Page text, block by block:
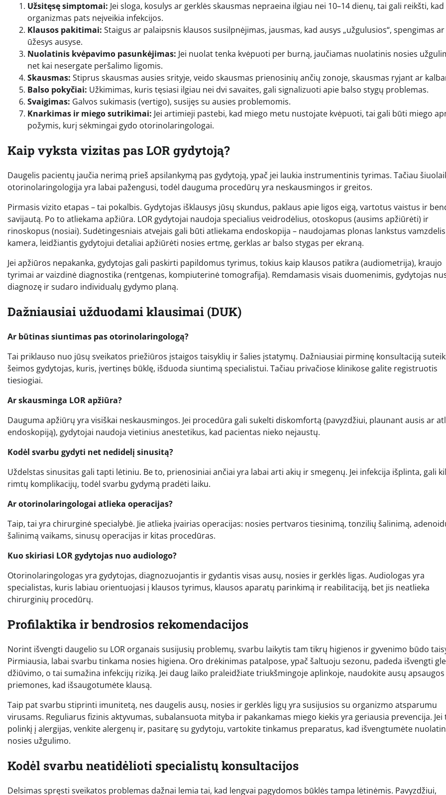
Užsitęsę simptomai: Jei sloga, kosulys ar gerklės skausmas nepraeina ilgiau nei 10–14 dienų, tai gali reikšti, kad
organizmas pats neįveikia infekcijos.
Klausos pakitimai: Staigus ar palaipsnis klausos susilpnėjimas, jausmas, kad ausys „užgulusios“, spengimas ar
ūžesys ausyse.
Nuolatinis kvėpavimo pasunkėjimas: Jei nuolat tenka kvėpuoti per burną, jaučiamas nuolatinis nosies
net kai nesergate peršalimo ligomis.
Skausmas: Stiprus skausmas ausies srityje, veido skausmas prienosinių ančių zonoje, skausmas ryjant ar
Balso pokyčiai: Užkimimas, kuris tęsiasi ilgiau nei dvi savaites, gali signalizuoti apie balso stygų problemas.
Svaigimas: Galvos sukimasis (vertigo), susijęs su ausies problemomis.
Knarkimas ir miego sutrikimai: Jei artimieji pastebi, kad miego metu nustojate kvėpuoti, tai gali būti miego
požymis, kurį sėkmingai gydo otorinolaringologai.
Kaip vyksta vizitas pas LOR gydytoją?
Daugelis pacientų jaučia nerimą prieš apsilankymą pas gydytoją, ypač jei laukia instrumentinis tyrimas. Tačiau
otorinolaringologija yra labai pažengusi, todėl dauguma procedūrų yra neskausmingos ir greitos.
Pirmasis vizito etapas – tai pokalbis. Gydytojas išklausys jūsų skundus, paklaus apie ligos eigą, vartotus vaistus ir
savijautą. Po to atliekama apžiūra. LOR gydytojai naudoja specialius veidrodėlius, otoskopus (ausims apžiūrėti) ir
rinoskopus (nosiai). Sudėtingesniais atvejais gali būti atliekama endoskopija – naudojamas plonas lankstus
kamera, leidžiantis gydytojui detaliai apžiūrėti nosies ertmę, gerklas ar balso stygas per ekraną.
Jei apžiūros nepakanka, gydytojas gali paskirti papildomus tyrimus, tokius kaip klausos patikra (audiometrija), kraujo
tyrimai ar vaizdinė diagnostika (rentgenas, kompiuterinė tomografija). Remdamasis visais duomenimis, gydytojas
diagnozę ir sudaro individualų gydymo planą.
Dažniausiai užduodami klausimai (DUK)
Ar būtinas siuntimas pas otorinolaringologą?
Tai priklauso nuo jūsų sveikatos priežiūros įstaigos taisyklių ir šalies įstatymų. Dažniausiai pirminę konsultaciją
šeimos gydytojas, kuris, įvertinęs būklę, išduoda siuntimą specialistui. Tačiau privačiose klinikose galite registruotis
tiesiogiai.
Ar skausminga LOR apžiūra?
Dauguma apžiūrų yra visiškai neskausmingos. Jei procedūra gali sukelti diskomfortą (pavyzdžiui, plaunant ausis ar
endoskopiją), gydytojai naudoja vietinius anestetikus, kad pacientas nieko nejaustų.
Kodėl svarbu gydyti net nedidelį sinusitą?
Uždelstas sinusitas gali tapti lėtiniu. Be to, prienosiniai ančiai yra labai arti akių ir smegenų. Jei infekcija išplinta, gali
rimtų komplikacijų, todėl svarbu gydymą pradėti laiku.
Ar otorinolaringologai atlieka operacijas?
Taip, tai yra chirurginė specialybė. Jie atlieka įvairias operacijas: nosies pertvaros tiesinimą, tonzilių šalinimą,
šalinimą vaikams, sinusų operacijas ir kitas procedūras.
Kuo skiriasi LOR gydytojas nuo audiologo?
Otorinolaringologas yra gydytojas, diagnozuojantis ir gydantis visas ausų, nosies ir gerklės ligas. Audiologas yra
specialistas, kuris labiau orientuojasi į klausos tyrimus, klausos aparatų parinkimą ir reabilitaciją, bet jis neatlieka
chirurginių procedūrų.
Profilaktika ir bendrosios rekomendacijos
Norint išvengti daugelio su LOR organais susijusių problemų, svarbu laikytis tam tikrų higienos ir gyvenimo būdo
Pirmiausia, labai svarbu tinkama nosies higiena. Oro drėkinimas patalpose, ypač šaltuoju sezonu, padeda išvengti
džiūvimo, o tai sumažina infekcijų riziką. Jei daug laiko praleidžiate triukšmingoje aplinkoje, naudokite ausų apsaugos
priemones, kad išsaugotumėte klausą.
Taip pat svarbu stiprinti imunitetą, nes daugelis ausų, nosies ir gerklės ligų yra susijusios su organizmo atsparumu
virusams. Reguliarus fizinis aktyvumas, subalansuota mityba ir pakankamas miego kiekis yra geriausia prevencija.
polinkį į alergijas, venkite alergenų ir, pasitarę su gydytoju, vartokite tinkamus preparatus, kad išvengtumėte
nosies užgulimo.
Kodėl svarbu neatidėlioti specialistų konsultacijos
Delsimas spręsti sveikatos problemas dažnai lemia tai, kad lengvai pagydomos būklės tampa lėtinėmis. Pavyzdžiui,